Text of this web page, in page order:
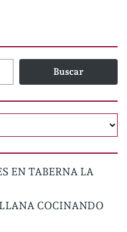
Buscar
EN TABERNA LA
COCINANDO